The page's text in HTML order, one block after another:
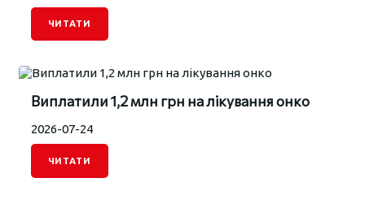
ЧИТАТИ
Виплатили 1,2 млн грн на лікування онко
2026-07-24
ЧИТАТИ